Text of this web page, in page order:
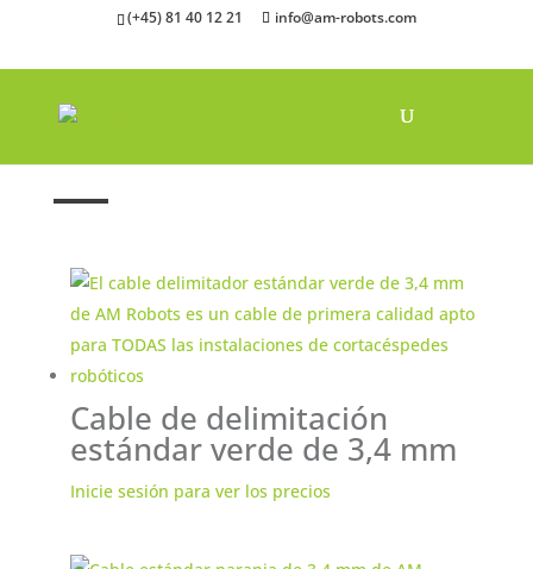
(+45) 81 40 12 21 info@am-robots.com
Cable de delimitación
estándar verde de 3,4 mm
Inicie sesión para ver los precios